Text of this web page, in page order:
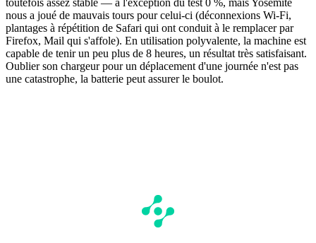
nous a joué de mauvais tours pour celui-ci (déconnexions Wi-Fi,
plantages à répétition de Safari qui ont conduit à le remplacer par
Firefox, Mail qui s'affole). En utilisation polyvalente, la machine est
capable de tenir un peu plus de 8 heures, un résultat très satisfaisant.
Oublier son chargeur pour un déplacement d'une journée n'est pas
une catastrophe, la batterie peut assurer le boulot.